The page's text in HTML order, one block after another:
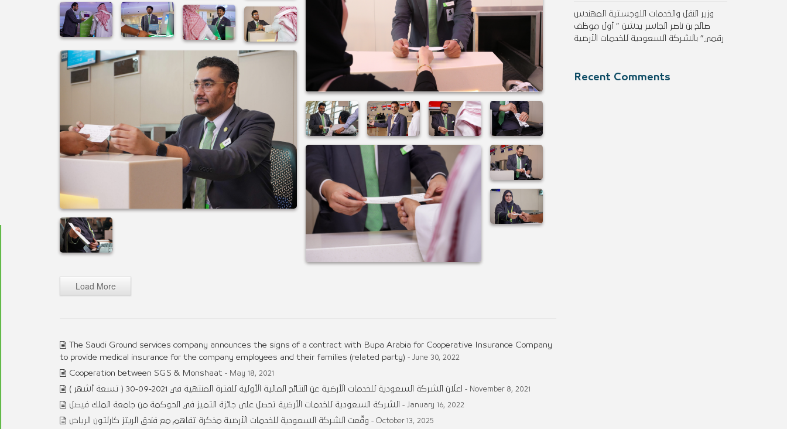
Load More
The Saudi Ground services company announces the signs of a contract with Bupa Arabia for Cooperative Insurance Company
to provide medical insurance for the company employees and their families (related party) - June 30, 2022
Cooperation between SGS & Monshaat - May 18, 2021
اعلان الشركة السعودية للخدمات الأرضية عن النتائج المالية الأولية للفترة المنتهية في 2021-09-30 ( تسعة أشهر ) - November 8, 2021
الشركة السعودية للخدمات الأرضية تحصل على جائزة التميز في الحوكمة من جامعة الملك فيصل - January 16, 2022
وقّعت الشركة السعودية للخدمات الأرضية مذكرة تفاهم مع فندق الريتز كارلتون الرياض - October 13, 2025
وزير النقل والخدمات اللوجستية المهندس
صالح بن ناصر الجاسر يدشن ” أول موظف
رقمي” بالشركة السعودية للخدمات الأرضية
Recent Comments